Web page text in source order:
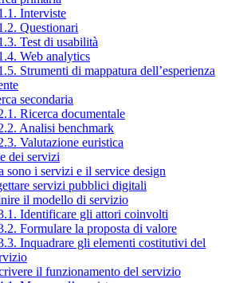
Interviste
Questionari
Test di usabilità
Web analytics
Strumenti di mappatura dell’esperienza
secondaria
Ricerca documentale
Analisi benchmark
Valutazione euristica
dei servizi
sono i servizi e il service design
servizi pubblici digitali
il modello di servizio
Identificare gli attori coinvolti
Formulare la proposta di valore
Inquadrare gli elementi costitutivi del
il funzionamento del servizio